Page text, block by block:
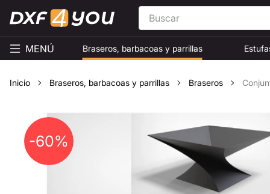
MENÚ Braseros, barbacoas y parrillas
Inicio Braseros, barbacoas y parrillas Braseros
-60%